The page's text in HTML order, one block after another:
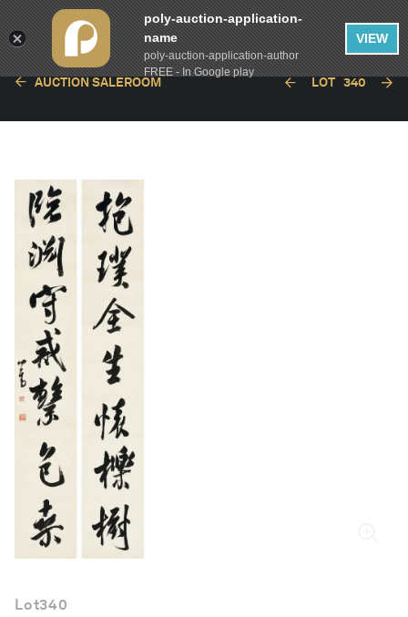
繁體中文
AUCTION SALEROOM LOT 340
Lot340
poly-auction-application-
name
poly-auction-application-author
FREE - In Google play
VIEW